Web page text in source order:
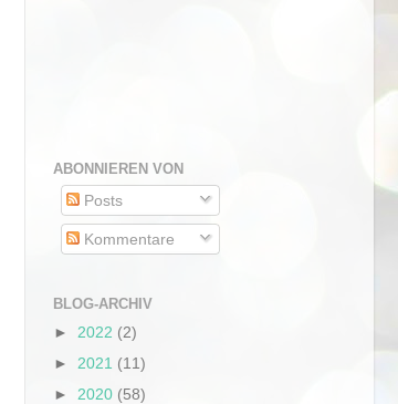
ABONNIEREN VON
Posts
Kommentare
BLOG-ARCHIV
► 2022 (2)
► 2021 (11)
► 2020 (58)